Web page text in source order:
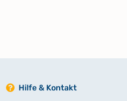
Hilfe & Kontakt